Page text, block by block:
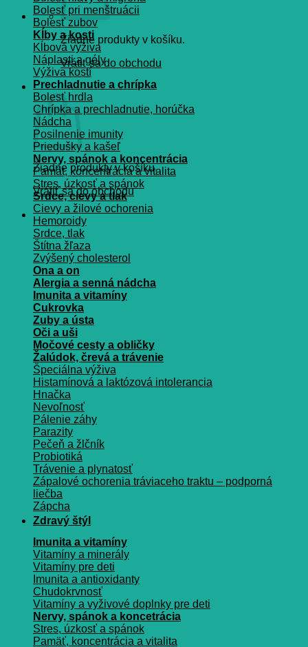
Žiadne produkty v košíku.
Vrátiť sa do obchodu
Košík
Žiadne produkty v košíku.
Vrátiť sa do obchodu
Bolesť pri menštruácii
Bolesť zubov
Kĺby a kosti
Kĺbová výživa
Náplasti a gély
Výživa kostí
Prechladnutie a chrípka
Bolesť hrdla
Chrípka a prechladnutie, horúčka
Nádcha
Posilnenie imunity
Priedušky a kašeľ
Nervy, spánok a koncentrácia
Pamät, koncentrácia a vitalita
Stres, úzkosť a spánok
Srdce, cievy a tlak
Cievy a žilové ochorenia
Hemoroidy
Srdce, tlak
Štítna žľaza
Zvýšený cholesterol
Ona a on
Alergia a senná nádcha
Imunita a vitamíny
Cukrovka
Zuby a ústa
Oči a uši
Močové cesty a obličky
Žalúdok, črevá a trávenie
Špeciálna výživa
Histamínová a laktózová intolerancia
Hnačka
Nevoľnosť
Pálenie záhy
Parazity
Pečeň a žlčník
Probiotiká
Trávenie a plynatosť
Zápalové ochorenia tráviaceho traktu – podporná
liečba
Zápcha
Zdravý štýl
Imunita a vitamíny
Vitamíny a minerály
Vitamíny pre deti
Imunita a antioxidanty
Chudokrvnosť
Vitamíny a vyživové doplnky pre deti
Nervy, spánok a koncetrácia
Stres, úzkosť a spánok
Pamäť, koncentrácia a vitalita